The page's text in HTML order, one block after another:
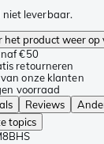
niet leverbaar.
product weer op
€50
retourneren
onze klanten
voorraad
Reviews
topics